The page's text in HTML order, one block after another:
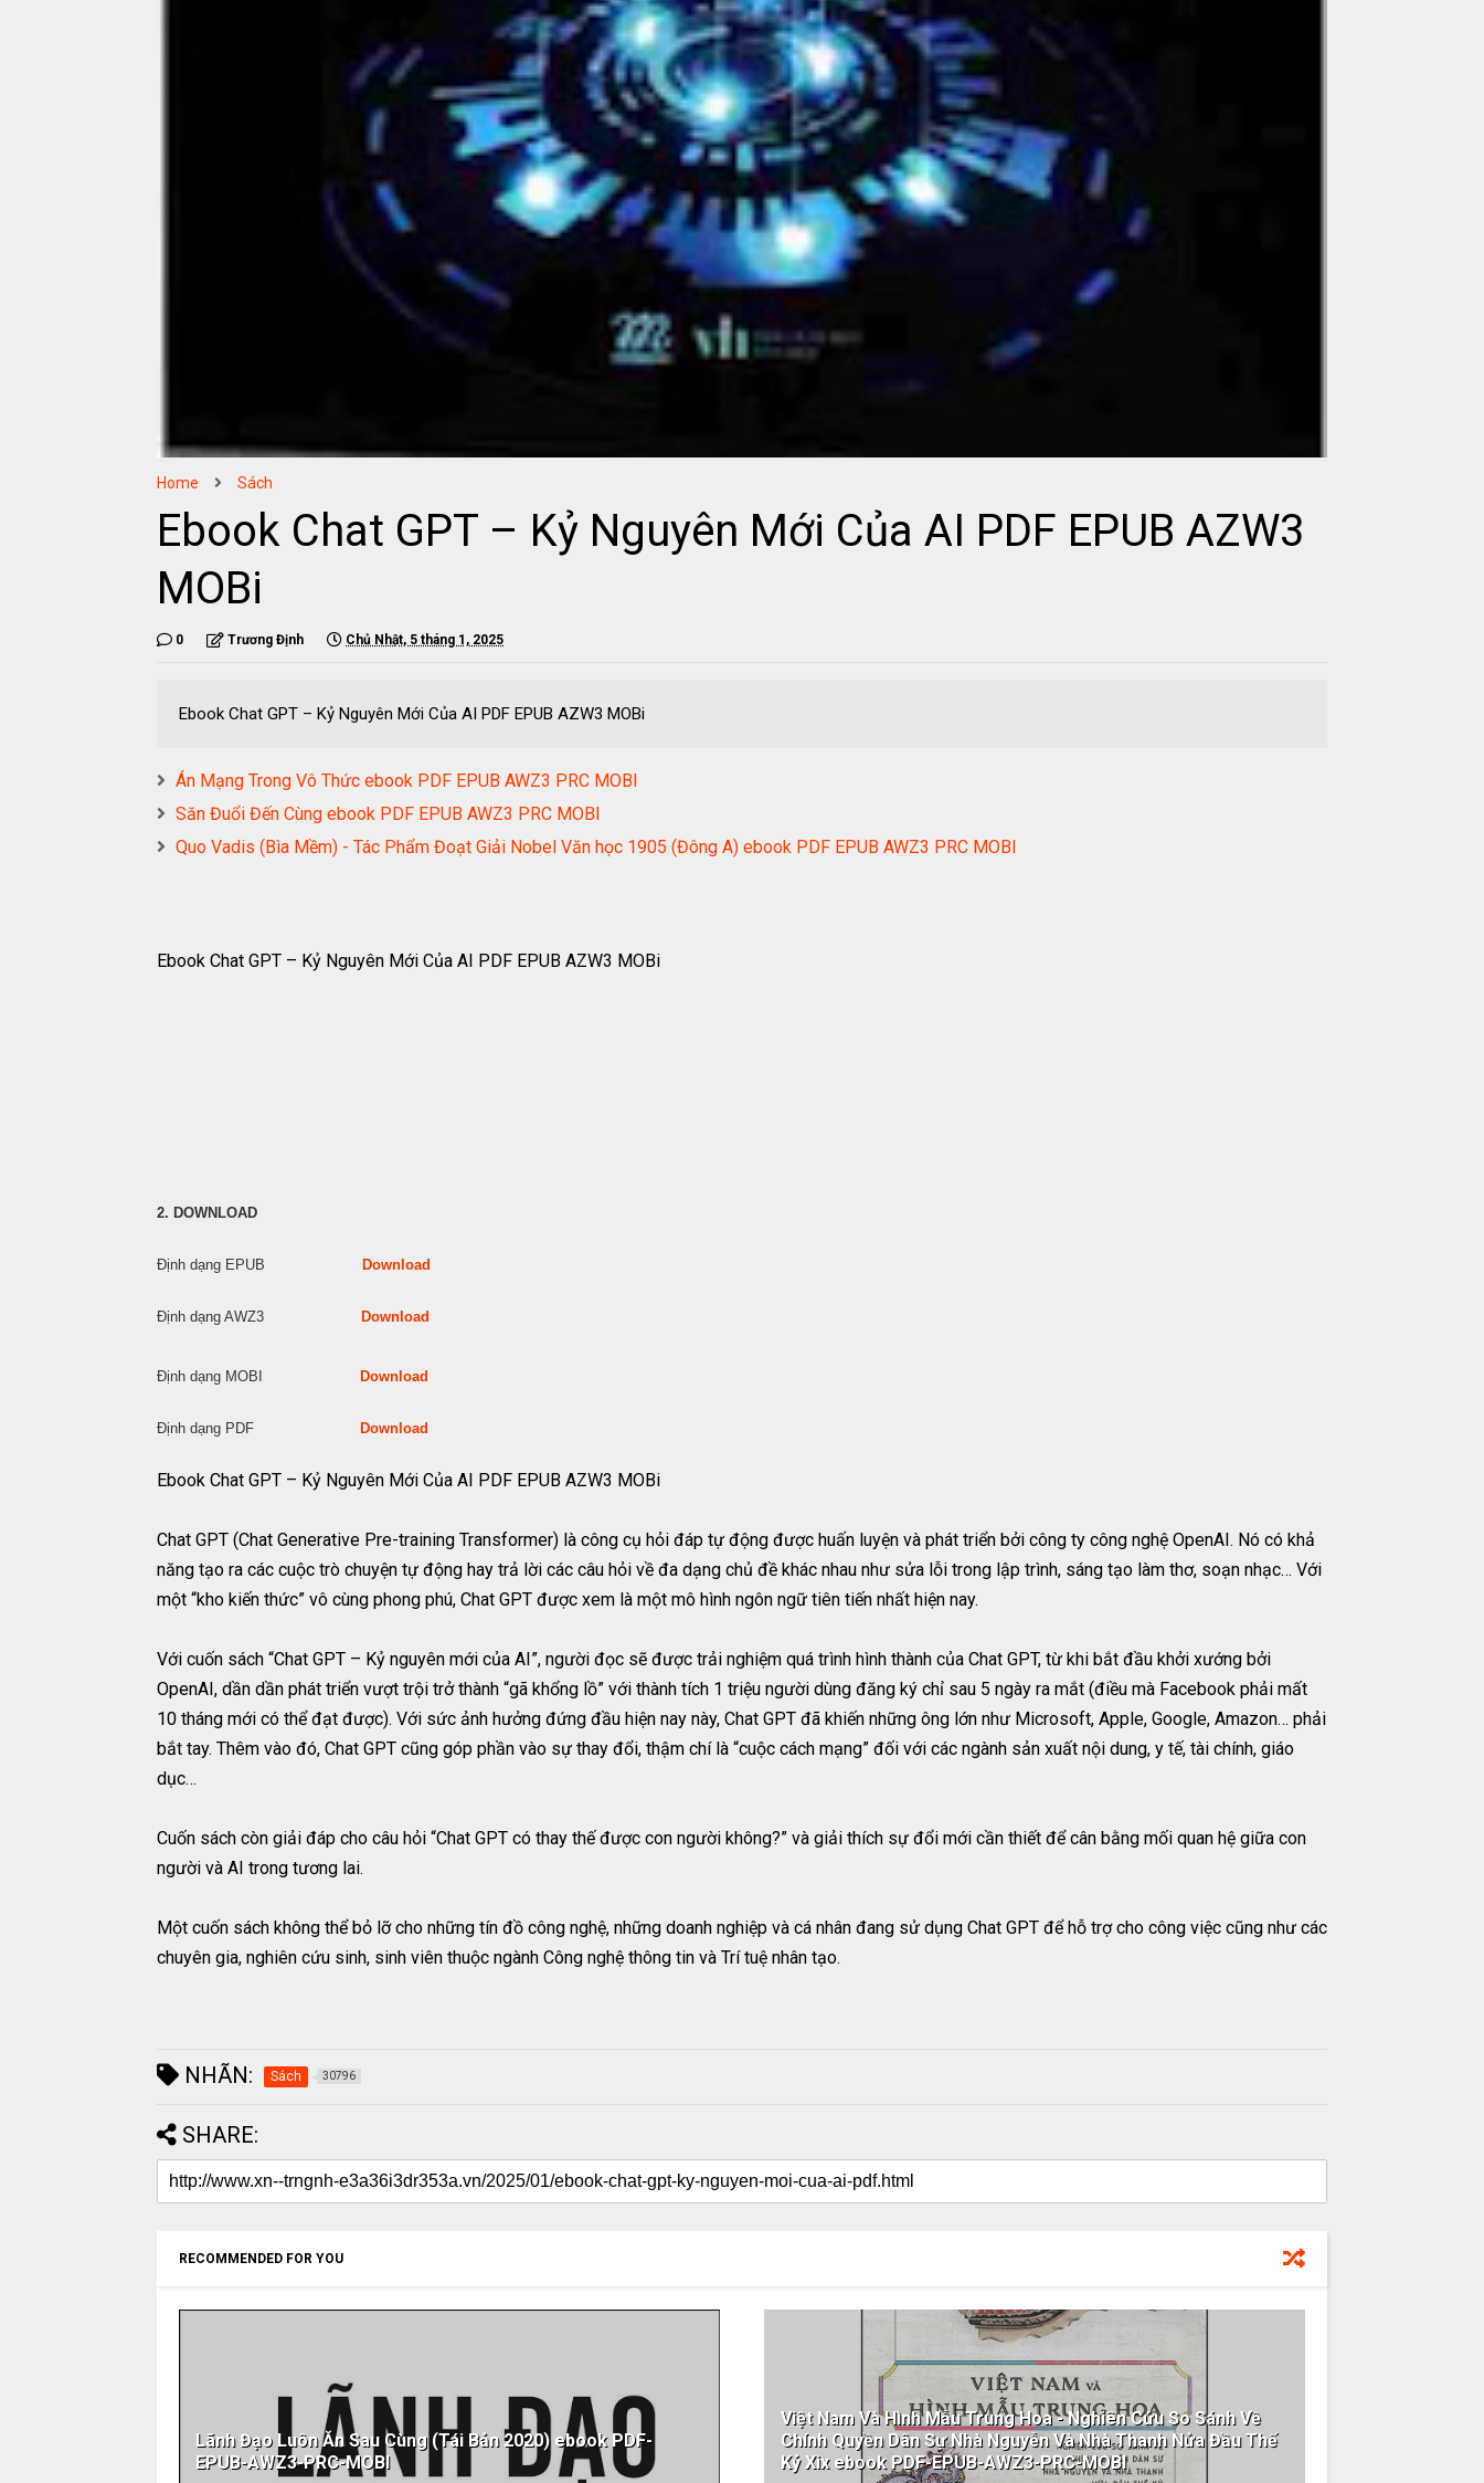
Home Sách
Ebook Chat GPT – Kỷ Nguyên Mới Của AI PDF EPUB AZW3
MOBi
0 Trương Định Chủ Nhật, 5 tháng 1, 2025
Ebook Chat GPT – Kỷ Nguyên Mới Của AI PDF EPUB AZW3 MOBi
Án Mạng Trong Vô Thức ebook PDF EPUB AWZ3 PRC MOBI
Săn Đuổi Đến Cùng ebook PDF EPUB AWZ3 PRC MOBI
Quo Vadis (Bìa Mềm) - Tác Phẩm Đoạt Giải Nobel Văn học 1905 (Đông A) ebook PDF EPUB AWZ3 PRC MOBI
Ebook Chat GPT – Kỷ Nguyên Mới Của AI PDF EPUB AZW3 MOBi
2. DOWNLOAD
Định dạng EPUB Download
Định dạng AWZ3 Download
Định dạng MOBI Download
Định dạng PDF Download
Ebook Chat GPT – Kỷ Nguyên Mới Của AI PDF EPUB AZW3 MOBi
Chat GPT (Chat Generative Pre-training Transformer) là công cụ hỏi đáp tự động được huấn luyện và phát triển bởi công ty công nghệ OpenAI. Nó có khả
năng tạo ra các cuộc trò chuyện tự động hay trả lời các câu hỏi về đa dạng chủ đề khác nhau như sửa lỗi trong lập trình, sáng tạo làm thơ, soạn nhạc… Với
một “kho kiến thức” vô cùng phong phú, Chat GPT được xem là một mô hình ngôn ngữ tiên tiến nhất hiện nay.
Với cuốn sách “Chat GPT – Kỷ nguyên mới của AI”, người đọc sẽ được trải nghiệm quá trình hình thành của Chat GPT, từ khi bắt đầu khởi xướng bởi
OpenAI, dần dần phát triển vượt trội trở thành “gã khổng lồ” với thành tích 1 triệu người dùng đăng ký chỉ sau 5 ngày ra mắt (điều mà Facebook phải mất
10 tháng mới có thể đạt được). Với sức ảnh hưởng đứng đầu hiện nay này, Chat GPT đã khiến những ông lớn như Microsoft, Apple, Google, Amazon… phải
bắt tay. Thêm vào đó, Chat GPT cũng góp phần vào sự thay đổi, thậm chí là “cuộc cách mạng” đối với các ngành sản xuất nội dung, y tế, tài chính, giáo
dục…
Cuốn sách còn giải đáp cho câu hỏi “Chat GPT có thay thế được con người không?” và giải thích sự đổi mới cần thiết để cân bằng mối quan hệ giữa con
người và AI trong tương lai.
Một cuốn sách không thể bỏ lỡ cho những tín đồ công nghệ, những doanh nghiệp và cá nhân đang sử dụng Chat GPT để hỗ trợ cho công việc cũng như các
chuyên gia, nghiên cứu sinh, sinh viên thuộc ngành Công nghệ thông tin và Trí tuệ nhân tạo.
NHÃN: Sách 30796
SHARE:
RECOMMENDED FOR YOU
Lãnh Đạo Luôn Ăn Sau Cùng (Tái Bản 2020) ebook PDF-
EPUB-AWZ3-PRC-MOBI
Việt Nam Và Hình Mẫu Trung Hoa - Nghiên Cứu So Sánh Về
Chính Quyền Dân Sự Nhà Nguyễn Và Nhà Thanh Nửa Đầu Thế
Kỷ Xix ebook PDF-EPUB-AWZ3-PRC-MOBI